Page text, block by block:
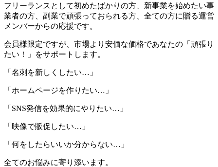
フリーランスとして初めたばかりの方、新事業を始めたい事
業者の方、副業で頑張っておられる方、全ての方に贈る運営
メンバーからの応援です。
会員様限定ですが、市場より安価な価格であなたの「頑張り
たい！」をサポートします。
「名刺を新しくしたい…」
「ホームページを作りたい…」
「SNS発信を効果的にやりたい…」
「映像で販促したい…」
「何をしたらいいか分からない…」
全てのお悩みに寄り添います。